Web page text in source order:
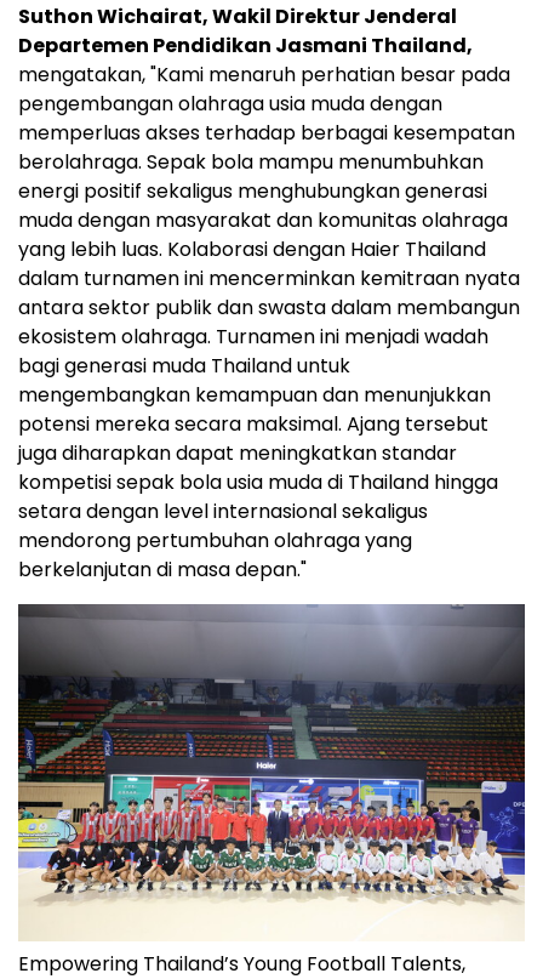
Suthon Wichairat, Wakil Direktur Jenderal
Departemen Pendidikan Jasmani Thailand,
mengatakan, "Kami menaruh perhatian besar pada
pengembangan olahraga usia muda dengan
memperluas akses terhadap berbagai kesempatan
berolahraga. Sepak bola mampu menumbuhkan
energi positif sekaligus menghubungkan generasi
muda dengan masyarakat dan komunitas olahraga
yang lebih luas. Kolaborasi dengan Haier Thailand
dalam turnamen ini mencerminkan kemitraan nyata
antara sektor publik dan swasta dalam membangun
ekosistem olahraga. Turnamen ini menjadi wadah
bagi generasi muda Thailand untuk
mengembangkan kemampuan dan menunjukkan
potensi mereka secara maksimal. Ajang tersebut
juga diharapkan dapat meningkatkan standar
kompetisi sepak bola usia muda di Thailand hingga
setara dengan level internasional sekaligus
mendorong pertumbuhan olahraga yang
berkelanjutan di masa depan."
Empowering Thailand’s Young Football Talents,